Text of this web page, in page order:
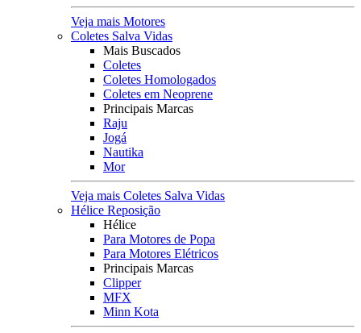
Veja mais Motores
Coletes Salva Vidas
Mais Buscados
Coletes
Coletes Homologados
Coletes em Neoprene
Principais Marcas
Raju
Jogá
Nautika
Mor
Veja mais Coletes Salva Vidas
Hélice Reposição
Hélice
Para Motores de Popa
Para Motores Elétricos
Principais Marcas
Clipper
MFX
Minn Kota